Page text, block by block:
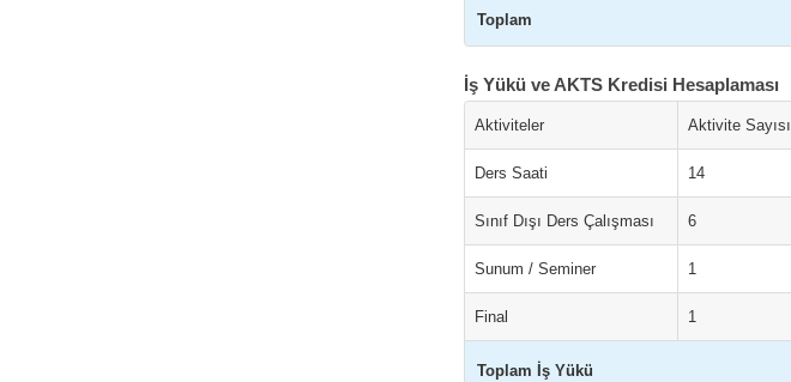
Toplam
İş Yükü ve AKTS Kredisi Hesaplaması
Aktiviteler Aktivite Sayısı
Ders Saati 14
Sınıf Dışı Ders Çalışması 6
Sunum / Seminer 1
Final 1
Toplam İş Yükü